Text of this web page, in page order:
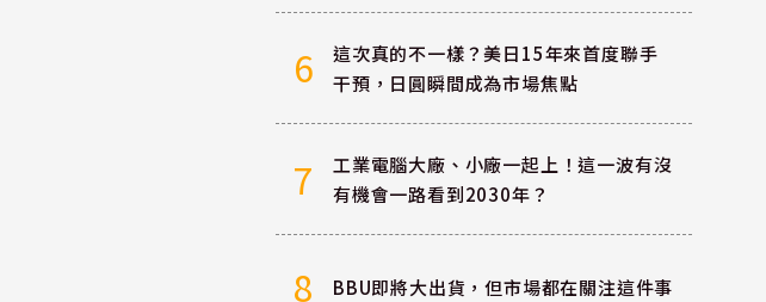
6
這次真的不一樣？美日15年來首度聯手
干預，日圓瞬間成為市場焦點
7
工業電腦大廠、小廠一起上！這一波有沒
有機會一路看到2030年？
8 BBU即將大出貨，但市場都在關注這件事